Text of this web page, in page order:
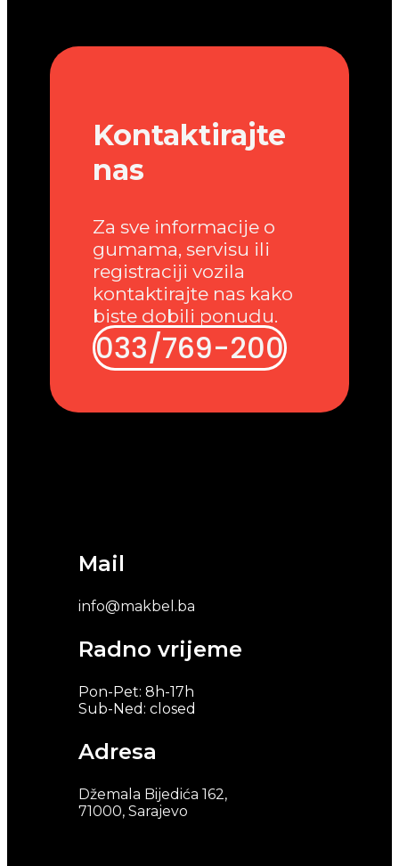
Mail
info@makbel.ba
Radno vrijeme
Pon-Pet: 8h-17h
Sub-Ned: closed
Adresa
Džemala Bijedića 162,
71000, Sarajevo
Kontaktirajte
nas
Za sve informacije o
gumama, servisu ili
registraciji vozila
kontaktirajte nas kako
biste dobili ponudu.
033/769-200